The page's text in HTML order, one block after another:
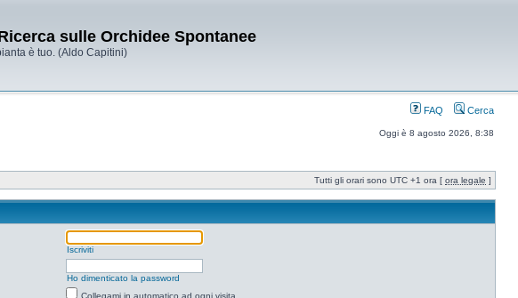
sulle Orchidee Spontanee
è tuo. (Aldo Capitini)
FAQ Cerca
Oggi è 8 agosto 2026, 8:38
Tutti gli orari sono UTC +1 ora [ ora legale ]
Iscriviti
Ho dimenticato la password
Collegami in automatico ad ogni visita